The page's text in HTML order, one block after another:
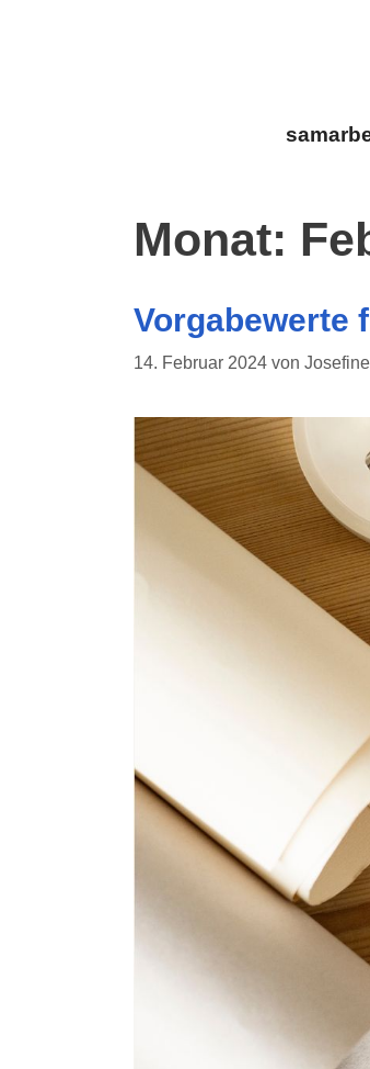
Monat:
Vorgabewerte
14. Februar 2024 von